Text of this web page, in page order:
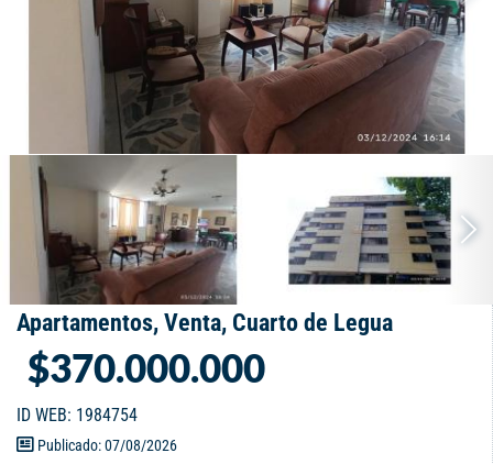
Apartamentos, Venta, Cuarto de Legua
$370.000.000
ID WEB: 1984754
Publicado: 07/08/2026